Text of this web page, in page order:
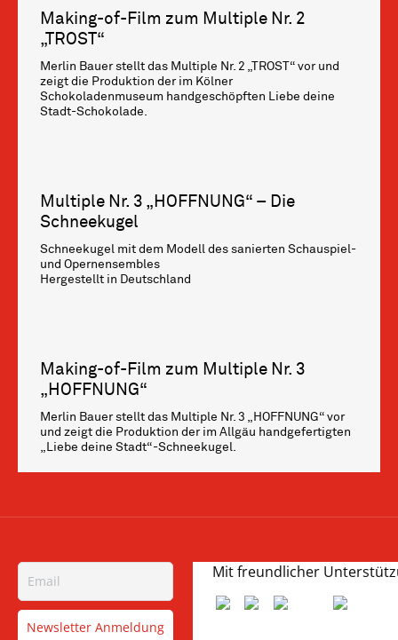
Making-of-Film zum Multiple Nr. 2
„TROST“
Merlin Bauer stellt das Multiple Nr. 2 „TROST“ vor und
zeigt die Produktion der im Kölner
Schokoladenmuseum handgeschöpften Liebe deine
Stadt-Schokolade.
Multiple Nr. 3 „HOFFNUNG“ – Die
Schneekugel
Schneekugel mit dem Modell des sanierten Schauspiel-
und Opernensembles
Hergestellt in Deutschland
Making-of-Film zum Multiple Nr. 3
„HOFFNUNG“
Merlin Bauer stellt das Multiple Nr. 3 „HOFFNUNG“ vor
und zeigt die Produktion der im Allgäu handgefertigten
„Liebe deine Stadt“-Schneekugel.
Mit freundlicher